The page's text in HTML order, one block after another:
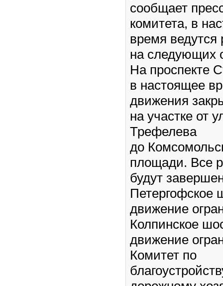
сообщает
комитета, в
время ведутся
на следующих
На проспекте
в настоящее
движения
на участке от
Трефелева
до
площади. Все
будут
Петергофское
движение
Колпинское
движение
Комитет по